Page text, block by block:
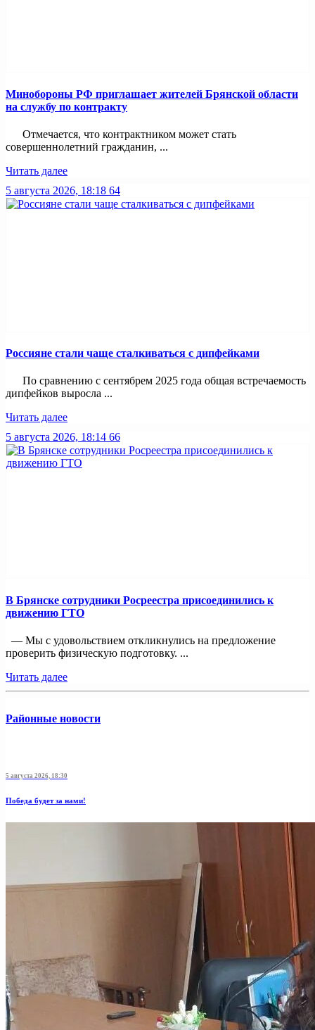
Минобoроны РФ приглaшaет житeлeй Брянской области
на службу по контракту
Отмечается, что контрактником может стать
совершеннолетний гражданин, ...
Читать далее
5 августа 2026, 18:18 64
Россияне стали чаще сталкиваться с дипфейками
По сравнению с сентябрем 2025 года общая встречаемость
дипфейков выросла ...
Читать далее
5 августа 2026, 18:14 66
В Брянске сотрудники Росреестра присоединились к
движению ГТО
— Мы с удовольствием откликнулись на предложение
проверить физическую подготовку. ...
Читать далее
Районные новости
5 августа 2026, 18:30
Победа будет за нами!